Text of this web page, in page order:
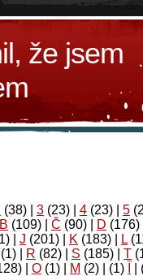
že jsem
(38) 3 (23) 4 (23) 5
B (109) Č (90) D (176)
J (201) K (183) L
(1) R (82) S (185) T
Ο (1) М (2)
(1)